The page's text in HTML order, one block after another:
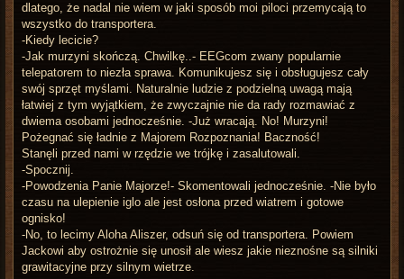
dlatego, że nadal nie wiem w jaki sposób moi piloci przemycają to
wszystko do transportera.
-Kiedy lecicie?
-Jak murzyni skończą. Chwilkę..- EEGcom zwany popularnie
telepatorem to niezła sprawa. Komunikujesz się i obsługujesz cały
swój sprzęt myślami. Naturalnie ludzie z podzielną uwagą mają
łatwiej z tym wyjątkiem, że zwyczajnie nie da rady rozmawiać z
dwiema osobami jednocześnie. -Już wracają. No! Murzyni!
Pożegnać się ładnie z Majorem Rozpoznania! Baczność!
Stanęli przed nami w rzędzie we trójkę i zasalutowali.
-Spocznij.
-Powodzenia Panie Majorze!- Skomentowali jednocześnie. -Nie było
czasu na ulepienie iglo ale jest osłona przed wiatrem i gotowe
ognisko!
-No, to lecimy Aloha Aliszer, odsuń się od transportera. Powiem
Jackowi aby ostrożnie się unosił ale wiesz jakie nieznośne są silniki
grawitacyjne przy silnym wietrze.